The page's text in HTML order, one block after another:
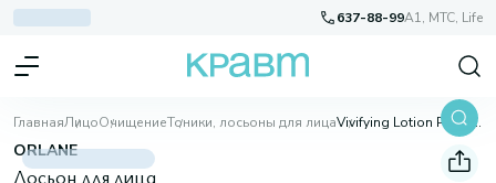
637-88-99A1, МТС, Life
ГлавнаяЛицоОчищениеТоники, лосьоны для лица Vivifying Lotion Preparation For Face Care, 250 мл
ORLANE
Лосьон для лица